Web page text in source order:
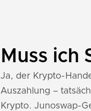
Muss ich
Ja, der Krypto-
Auszahlung –
Krypto. Junoswap-